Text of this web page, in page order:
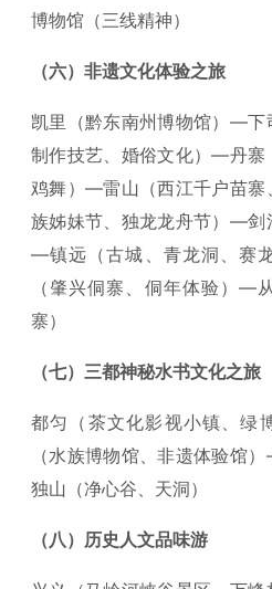
博物馆（三线精神）
（六）非遗文化体验之旅
凯里（黔东南州博物馆）—下
制作技艺、婚俗文化）—丹寨
鸡舞）—雷山（西江千户苗
族姊妹节、独龙龙舟节）—剑
—镇远（古城、青龙洞、赛
（肇兴侗寨、侗年体验）—
寨）
（七）三都神秘水书文化之旅
都匀（茶文化影视小镇、绿
（水族博物馆、非遗体验馆
独山（净心谷、天洞）
（八）历史人文品味游